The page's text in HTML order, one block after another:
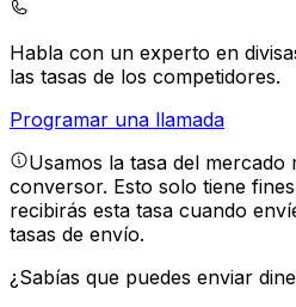
Habla con un experto en
las tasas de los competidores.
Programar una llamada
Usamos la tasa del mercado
conversor. Esto solo tiene
recibirás esta tasa cuando
tasas de envío.
¿Sabías que puedes enviar